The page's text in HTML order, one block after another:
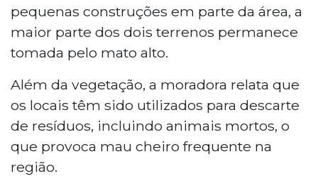
pequenas construções em parte da área, a
maior parte dos dois terrenos permanece
tomada pelo mato alto.
Além da vegetação, a moradora relata que
os locais têm sido utilizados para descarte
de resíduos, incluindo animais mortos, o
que provoca mau cheiro frequente na
região.